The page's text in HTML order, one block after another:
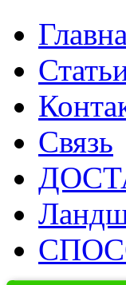
Связь